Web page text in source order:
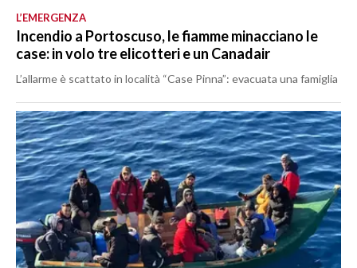
L’EMERGENZA
Incendio a Portoscuso, le fiamme minacciano le
case: in volo tre elicotteri e un Canadair
L’allarme è scattato in località “Case Pinna”: evacuata una famiglia